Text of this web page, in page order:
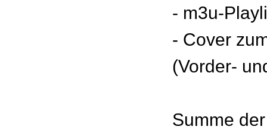
- m3u-
- Cover
(Vorder-
Summe